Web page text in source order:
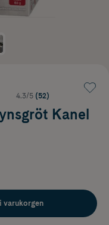
4.3/5 (52)
Kanel
varukorgen